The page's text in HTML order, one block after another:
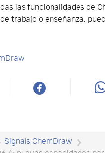
las funcionalidades de
trabajo o enseñanza,
Signals ChemDraw